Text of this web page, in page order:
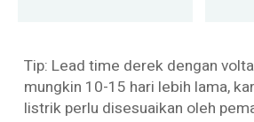
Tip: Lead time derek dengan
mungkin 10-15 hari lebih lama,
listrik perlu disesuaikan oleh